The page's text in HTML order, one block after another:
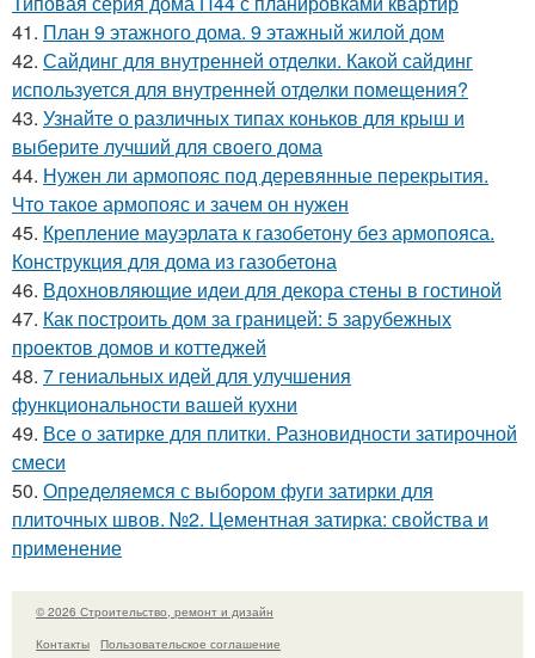
41. План 9 этажного дома. 9 этажный жилой дом
42. Сайдинг для внутренней отделки. Какой сайдинг
используется для внутренней отделки помещения?
43. Узнайте о различных типах коньков для крыш и
выберите лучший для своего дома
44. Нужен ли армопояс под деревянные перекрытия.
Что такое армопояс и зачем он нужен
45. Крепление мауэрлата к газобетону без армопояса.
Конструкция для дома из газобетона
46. Вдохновляющие идеи для декора стены в гостиной
47. Как построить дом за границей: 5 зарубежных
проектов домов и коттеджей
48. 7 гениальных идей для улучшения
функциональности вашей кухни
49. Все о затирке для плитки. Разновидности затирочной
смеси
50. Определяемся с выбором фуги затирки для
плиточных швов. №2. Цементная затирка: свойства и
применение
© 2026 Строительство, ремонт и дизайн
Контакты
Пользовательское соглашение